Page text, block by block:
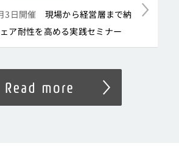
3日開催 現場から経営層まで納
ア耐性を高める実践セミナー